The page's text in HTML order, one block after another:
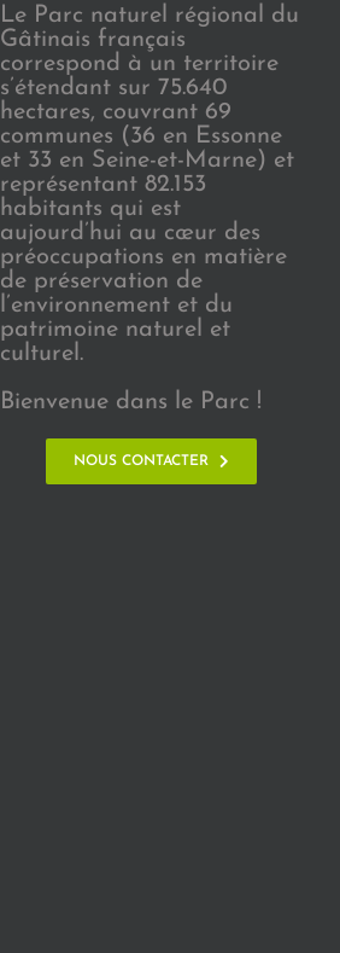
Le Parc naturel régional du
Gâtinais français
correspond à un territoire
s’étendant sur 75.640
hectares, couvrant 69
communes (36 en Essonne
et 33 en Seine-et-Marne) et
représentant 82.153
habitants qui est
aujourd’hui au cœur des
préoccupations en matière
de préservation de
l’environnement et du
patrimoine naturel et
culturel.
Bienvenue dans le Parc !
NOUS CONTACTER